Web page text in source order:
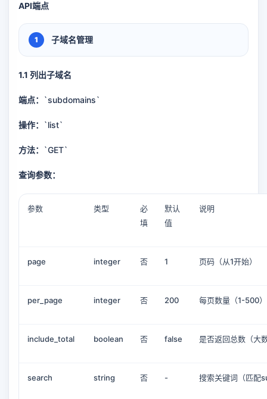
API端点
子域名管理
1.1 列出子域名
端点： `subdomains`
操作： `list`
方法： `GET`
查询参数：
参数 类型
必
填
默认
值
说明
page integer 否 1 页码（从1开始）
per_page integer 否 200 每页数量（1-500）
include_total boolean 否 false 是否返回总数（大
search string 否 - 搜索关键词（匹配